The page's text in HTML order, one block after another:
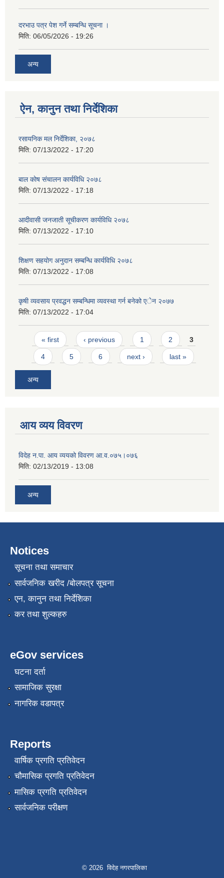
दरभाउ पत्र पेश गर्ने सम्बन्धि सूचना ।
मिति: 06/05/2026 - 19:26
अन्य
ऐन, कानुन तथा निर्देशिका
रसायनिक मल निर्देशिका, २०७८
मिति: 07/13/2022 - 17:20
बाल काेष संचालन कार्यविधि २०७८
मिति: 07/13/2022 - 17:18
आदीवासी जनजाती सूचीकरण कार्यविधि २०७८
मिति: 07/13/2022 - 17:10
शिक्षण सहयाेग अनुदान सम्बन्धि कार्यविधि २०७८
मिति: 07/13/2022 - 17:08
कृषी व्यवसाय प्रवद्धन सम्बन्धिमा व्यवस्था गर्न बनेको एेन २०७७
मिति: 07/13/2022 - 17:04
Pages
« first ‹ previous 1 2 3
4 5 6 next › last »
अन्य
आय व्यय विवरण
विदेह न.पा. आय व्ययको विवरण आ.व.०७५।०७६
मिति: 02/13/2019 - 13:08
अन्य
Notices
सूचना तथा समाचार
सार्वजनिक खरीद /बोलपत्र सूचना
एन, कानुन तथा निर्देशिका
कर तथा शुल्कहरु
eGov services
घटना दर्ता
सामाजिक सुरक्षा
नागरिक वडापत्र
Reports
वार्षिक प्रगति प्रतिवेदन
चौमासिक प्रगति प्रतिवेदन
मासिक प्रगति प्रतिवेदन
सार्वजनिक परीक्षण
© 2026 विदेह नगरपालिका